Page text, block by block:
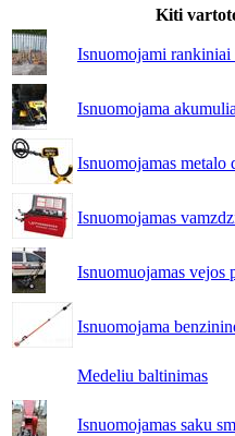
Kiti
Isnuomojami rankiniai
Isnuomojama
Isnuomojamas metalo
Isnuomojamas
Isnuomuojamas vejos
Isnuomojama
Medeliu baltinimas
Isnuomojamas saku